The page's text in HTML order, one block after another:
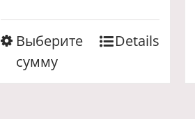
10,00 €
–
Выберите
сумму
Этот
Details